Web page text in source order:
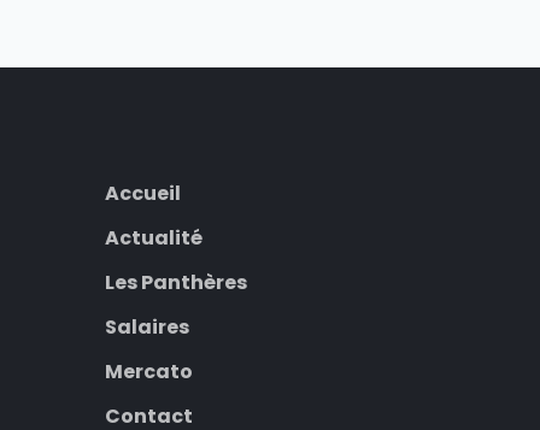
Accueil
Actualité
Les Panthères
Salaires
Mercato
Contact